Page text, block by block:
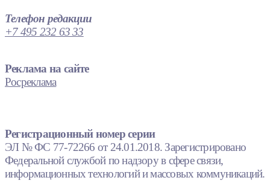
Телефон редакции
+7 495 232 63 33
Реклама на сайте
Росреклама
Регистрационный номер серии
ЭЛ № ФС 77-72266 от 24.01.2018. Зарегистрировано
Федеральной службой по надзору в сфере связи,
информационных технологий и массовых коммуникаций.